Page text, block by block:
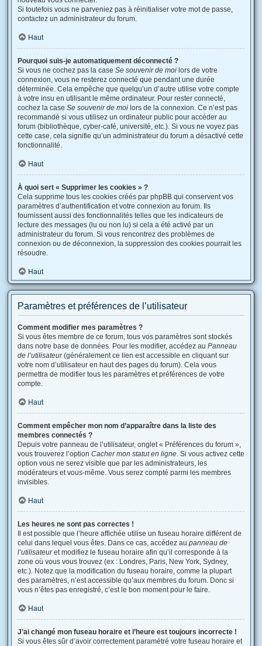
Si toutefois vous ne parveniez pas à réinitialiser votre mot de passe,
contactez un administrateur du forum.
Haut
Pourquoi suis-je automatiquement déconnecté ?
Si vous ne cochez pas la case Se souvenir de moi lors de votre
connexion, vous ne resterez connecté que pendant une durée
déterminée. Cela empêche que quelqu’un d’autre utilise votre compte
à votre insu en utilisant le même ordinateur. Pour rester connecté,
cochez la case Se souvenir de moi lors de la connexion. Ce n’est pas
recommandé si vous utilisez un ordinateur public pour accéder au
forum (bibliothèque, cyber-café, université, etc.). Si vous ne voyez pas
cette case, cela signifie qu’un administrateur du forum a désactivé cette
fonctionnalité.
Haut
À quoi sert « Supprimer les cookies » ?
Cela supprime tous les cookies créés par phpBB qui conservent vos
paramètres d’authentification et votre connexion au forum. Ils
fournissent aussi des fonctionnalités telles que les indicateurs de
lecture des messages (lu ou non lu) si cela a été activé par un
administrateur du forum. Si vous rencontrez des problèmes de
connexion ou de déconnexion, la suppression des cookies pourrait les
résoudre.
Haut
Paramètres et préférences de l’utilisateur
Comment modifier mes paramètres ?
Si vous êtes membre de ce forum, tous vos paramètres sont stockés
dans notre base de données. Pour les modifier, accédez au Panneau
de l’utilisateur(généralement ce lien est accessible en cliquant sur
votre nom d’utilisateur en haut des pages du forum). Cela vous
permettra de modifier tous les paramètres et préférences de votre
compte.
Haut
Comment empêcher mon nom d’apparaître dans la liste des
membres connectés ?
Depuis votre panneau de l’utilisateur, onglet « Préférences du forum »,
vous trouverez l’option Cacher mon statut en ligne. Si vous activez cette
option vous ne serez visible que par les administrateurs, les
modérateurs et vous-même. Vous serez compté parmi les membres
invisibles.
Haut
Les heures ne sont pas correctes !
Il est possible que l’heure affichée utilise un fuseau horaire différent de
celui dans lequel vous êtes. Dans ce cas, accédez au panneau de
l’utilisateuret modifiez le fuseau horaire afin qu’il corresponde à la
zone où vous vous trouvez (ex : Londres, Paris, New York, Sydney,
etc.). Notez que la modification du fuseau horaire, comme la plupart
des paramètres, n’est accessible qu’aux membres du forum. Donc si
vous n’êtes pas enregistré, c’est le bon moment pour le faire.
Haut
J’ai changé mon fuseau horaire et l’heure est toujours incorrecte !
Si vous êtes sûr d’avoir correctement paramétré votre fuseau horaire et